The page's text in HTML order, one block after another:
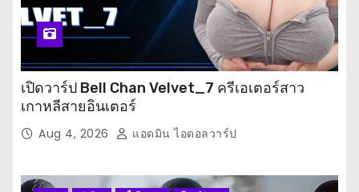
เปิดวาร์ป Bell Chan Velvet_7 ครีเอเตอร์สาว
เกาหลีสายอินเตอร์
Aug 4, 2026 แอดมิน ไอดอลวาร์ป